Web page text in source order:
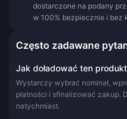
dostarczone na podany
w 100% bezpiecznie i bez
Często zadawane
Jak doładować ten
Wystarczy wybrać nominał,
płatności i sfinalizować zakup.
natychmiast.